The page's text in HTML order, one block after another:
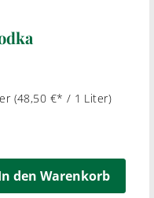
(48,50 €* / 1 Liter)
den Warenkorb